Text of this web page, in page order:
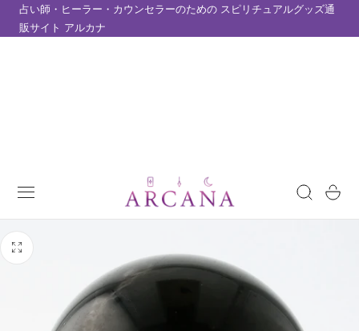
ツにスキップ
占い師・ヒーラー・カウンセラーのための スピリチュアルグッズ通
販サイト アルカナ
ー